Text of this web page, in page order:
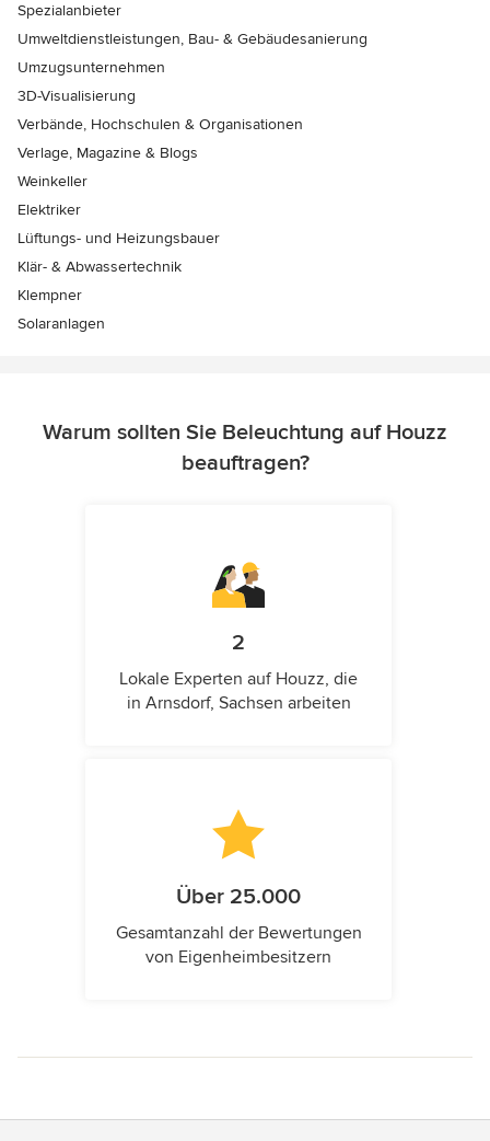
Spezialanbieter
Umweltdienstleistungen, Bau- & Gebäudesanierung
Umzugsunternehmen
3D-Visualisierung
Verbände, Hochschulen & Organisationen
Verlage, Magazine & Blogs
Weinkeller
Elektriker
Lüftungs- und Heizungsbauer
Klär- & Abwassertechnik
Klempner
Solaranlagen
Warum sollten Sie Beleuchtung auf Houzz
beauftragen?
2
Lokale Experten auf Houzz, die
in Arnsdorf, Sachsen arbeiten
Über 25.000
Gesamtanzahl der Bewertungen
von Eigenheimbesitzern